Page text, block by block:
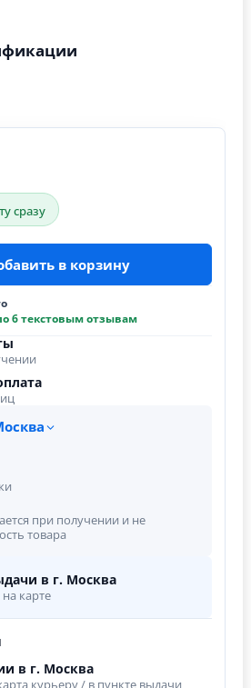
сразу
в корзину
6 текстовым отзывам
при получении и не
товара
в г. Москва
карте
в г. Москва